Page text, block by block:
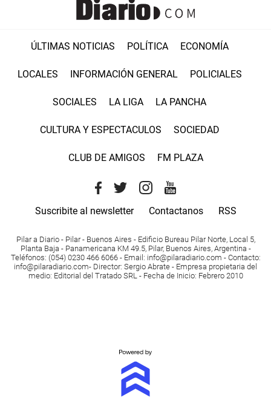
ÚLTIMAS NOTICIAS POLÍTICA ECONOMÍA
LOCALES INFORMACIÓN GENERAL POLICIALES
SOCIALES LA LIGA LA PANCHA
CULTURA Y ESPECTACULOS SOCIEDAD
CLUB DE AMIGOS FM PLAZA
Suscribite al newsletter Contactanos RSS
Pilar a Diario - Pilar - Buenos Aires - Edificio Bureau Pilar Norte, Local 5,
Planta Baja - Panamericana KM 49.5, Pilar, Buenos Aires, Argentina -
Teléfonos: (054) 0230 466 6066 - Email : info@pilaradiario.com - Contacto:
info@pilaradiario.com- Director: Sergio Abrate - Empresa propietaria del
medio: Editorial del Tratado SRL - Fecha de Inicio: Febrero 2010